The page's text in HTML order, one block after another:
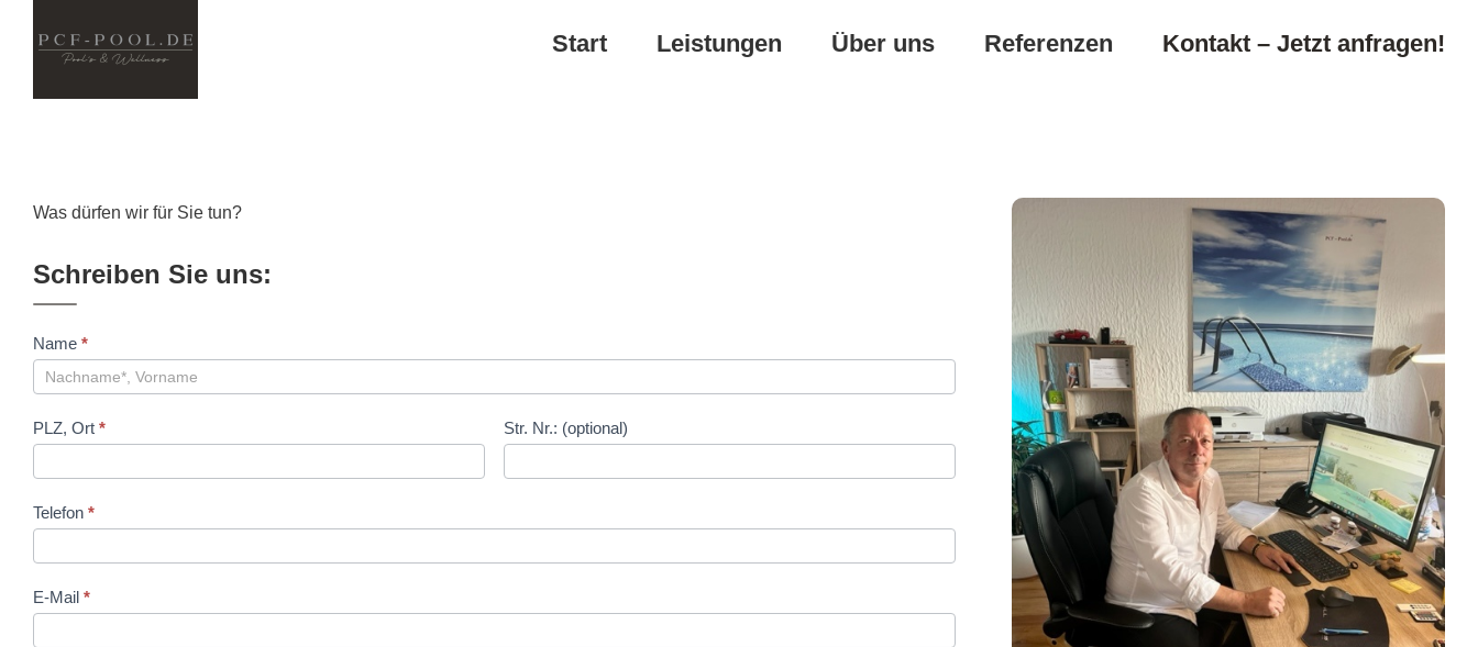
Start Leistungen Über uns Referenzen Kontakt – Jetzt anfragen!
Was dürfen wir für Sie tun?
Schreiben Sie uns:
Kontakt
Name *
PLZ, Ort * Str. Nr.: (optional)
Telefon *
E-Mail *